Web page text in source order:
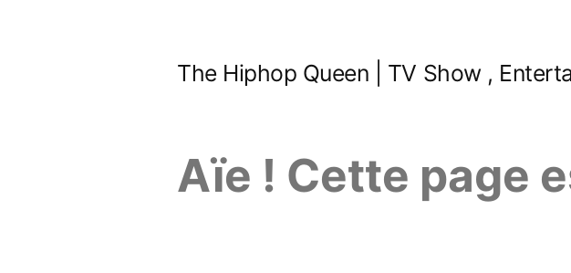
The Hiphop Queen | TV Show ,
Aïe ! Cette page